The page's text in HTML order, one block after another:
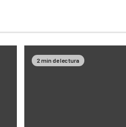
2 min de lectura